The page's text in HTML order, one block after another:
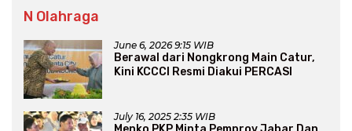
N Olahraga
June 6, 2026 9:15 WIB
Berawal dari Nongkrong Main Catur,
Kini KCCCI Resmi Diakui PERCASI
July 16, 2025 2:35 WIB